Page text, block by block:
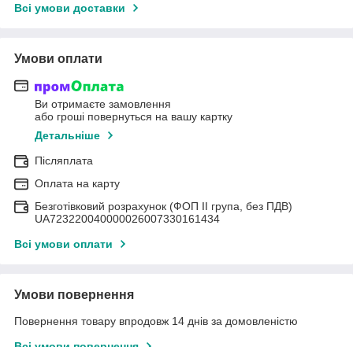
Всі умови доставки
Умови оплати
Ви отримаєте замовлення
або гроші повернуться на вашу картку
Детальніше
Післяплата
Оплата на карту
Безготівковий розрахунок (ФОП II група, без ПДВ)
UA723220040000026007330161434
Всі умови оплати
Умови повернення
Повернення товару впродовж 14 днів за домовленістю